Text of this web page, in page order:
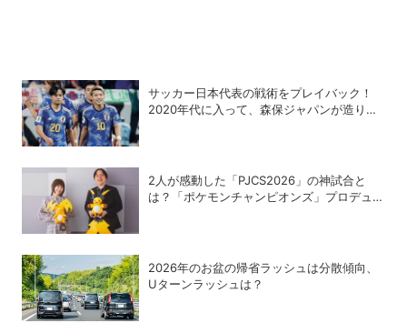
サッカー日本代表の戦術をプレイバック！
2020年代に入って、森保ジャパンが造り上
2人が感動した「PJCS2026」の神試合と
は？「ポケモンチャンピオンズ」プロデュー
2026年のお盆の帰省ラッシュは分散傾向、
Uターンラッシュは？